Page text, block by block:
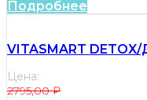
Подробнее
VITASMART
Цена:
2795,00₽